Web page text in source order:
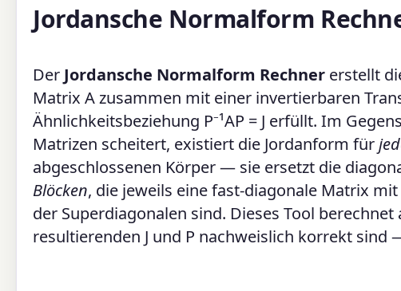
Jordansche Normalform
Der Jordansche Normalform Rechner erstellt
Matrix A zusammen mit einer invertierbaren
Ähnlichkeitsbeziehung P⁻¹AP = J erfüllt. Im
Matrizen scheitert, existiert die Jordanform für
abgeschlossenen Körper — sie ersetzt die
Blöcken, die jeweils eine fast-diagonale Matrix
der Superdiagonalen sind. Dieses Tool
resultierenden J und P nachweislich korrekt sind